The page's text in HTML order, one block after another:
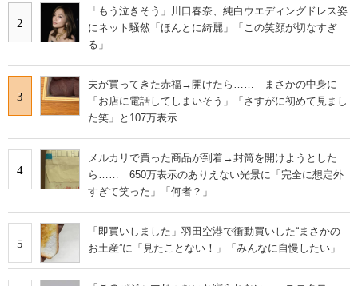
2
「もう泣きそう」川口春奈、純白ウエディングドレス姿
にネット騒然「ほんとに綺麗」「この笑顔が切なすぎ
る」
3
夫が買ってきた赤福→開けたら…… まさかの中身に
「お店に電話してしまいそう」「さすがに初めて見まし
た笑」と107万表示
4
メルカリで買った商品が到着→封筒を開けようとした
ら…… 650万表示のありえない光景に「完全に想定外
すぎて笑った」「何者？」
5
「即買いしました」羽田空港で衝動買いした“まさかの
お土産”に「見たことない！」「みんなに自慢したい」